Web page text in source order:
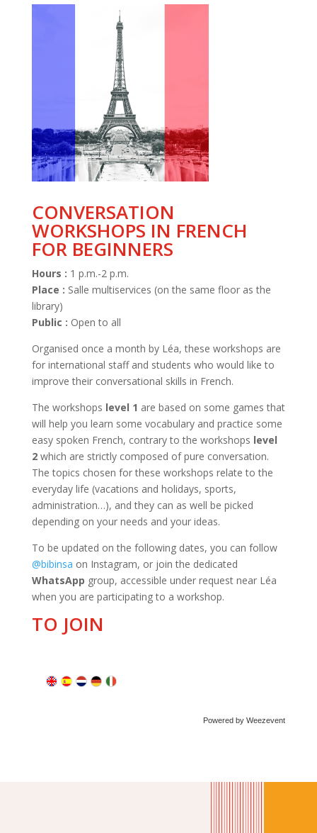
CONVERSATION
WORKSHOPS IN FRENCH
FOR BEGINNERS
Hours : 1 p.m.-2 p.m.
Place : Salle multiservices (on the same floor as the
library)
Public : Open to all
Organised once a month by Léa, these workshops are
for international staff and students who would like to
improve their conversational skills in French.
The workshops level 1 are based on some games that
will help you learn some vocabulary and practice some
easy spoken French, contrary to the workshops level
2which are strictly composed of pure conversation.
The topics chosen for these workshops relate to the
everyday life (vacations and holidays, sports,
administration…), and they can as well be picked
depending on your needs and your ideas.
To be updated on the following dates, you can follow
@bibinsa on Instagram, or join the dedicated
WhatsApp group, accessible under request near Léa
when you are participating to a workshop.
TO JOIN
Powered by Weezevent